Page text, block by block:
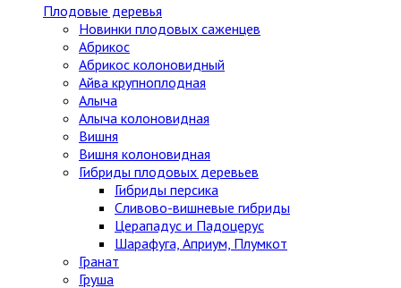
Плодовые деревья
Новинки плодовых саженцев
Абрикос
Абрикос колоновидный
Айва крупноплодная
Алыча
Алыча колоновидная
Вишня
Вишня колоновидная
Гибриды плодовых деревьев
Гибриды персика
Сливово-вишневые гибриды
Церападус и Падоцерус
Шарафуга, Априум, Плумкот
Гранат
Груша